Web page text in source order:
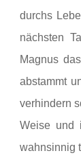
durchs
nächsten
Magnus
abstammt
verhindern
Weise und
wahnsinnig